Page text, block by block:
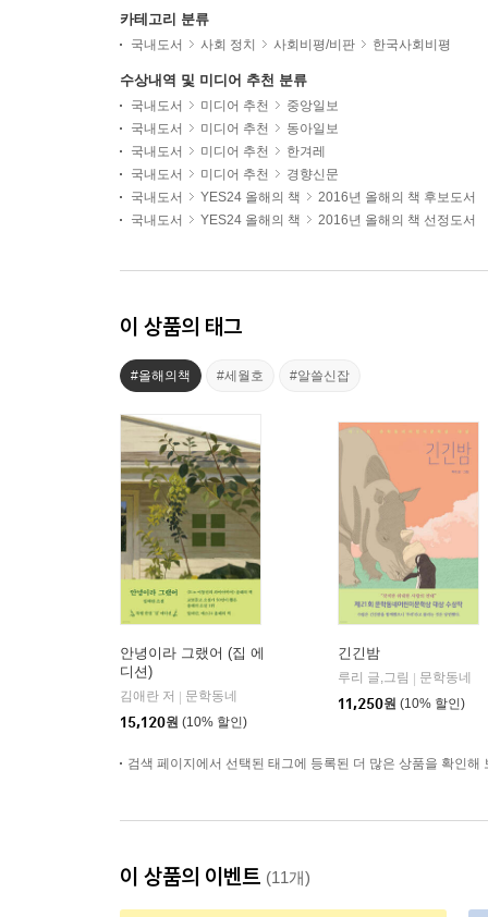
카테고리 분류
국내도서 사회 정치 사회비평/비판 한국사회비평
수상내역 및 미디어 추천 분류
국내도서 미디어 추천
중앙일보
국내도서
미디어 추천
동아일보
국내도서
미디어 추천
한겨레
국내도서
미디어 추천
경향신문
국내도서
YES24 올해의 책
2016년 올해의 책 후보도서
국내도서
YES24 올해의 책 2016년 올해의 책 선정도서
이 상품의 태그
#올해의책 #세월호 #알쓸신잡
안녕이라 그랬어 (집 에
디션)
김애란 저
문학동네
15,120원 (10% 할인)
긴긴밤
루리 글,그림
문학동네
11,250원 (10% 할인)
검색 페이지에서 선택된 태그에 등록된 더 많은 상품을 확인해
이 상품의 이벤트 (11개)